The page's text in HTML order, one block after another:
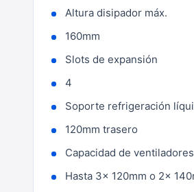
Altura disipador máx.
160mm
Slots de expansión
4
Soporte refrigeración
120mm trasero
Capacidad de ventiladores
Hasta 3x 120mm o 2x